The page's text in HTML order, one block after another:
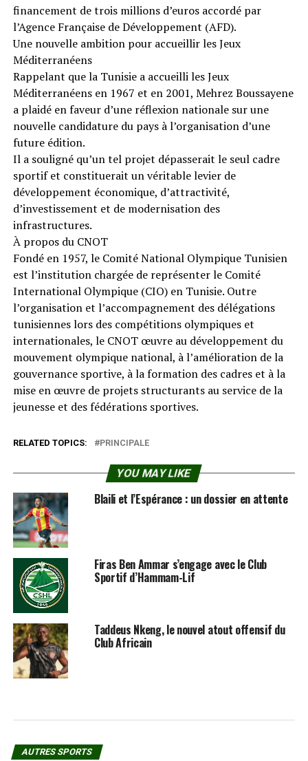
financement de trois millions d’euros accordé par
l’Agence Française de Développement (AFD).
Une nouvelle ambition pour accueillir les Jeux
Méditerranéens
Rappelant que la Tunisie a accueilli les Jeux
Méditerranéens en 1967 et en 2001, Mehrez Boussayene
a plaidé en faveur d’une réflexion nationale sur une
nouvelle candidature du pays à l’organisation d’une
future édition.
Il a souligné qu’un tel projet dépasserait le seul cadre
sportif et constituerait un véritable levier de
développement économique, d’attractivité,
d’investissement et de modernisation des
infrastructures.
À propos du CNOT
Fondé en 1957, le Comité National Olympique Tunisien
est l’institution chargée de représenter le Comité
International Olympique (CIO) en Tunisie. Outre
l’organisation et l’accompagnement des délégations
tunisiennes lors des compétitions olympiques et
internationales, le CNOT œuvre au développement du
mouvement olympique national, à l’amélioration de la
gouvernance sportive, à la formation des cadres et à la
mise en œuvre de projets structurants au service de la
jeunesse et des fédérations sportives.
RELATED TOPICS: PRINCIPALE
YOU MAY LIKE
Blaili et l’Espérance : un dossier en attente
Firas Ben Ammar s’engage avec le Club
Sportif d’Hammam-Lif
Taddeus Nkeng, le nouvel atout offensif du
Club Africain
AUTRES SPORTS